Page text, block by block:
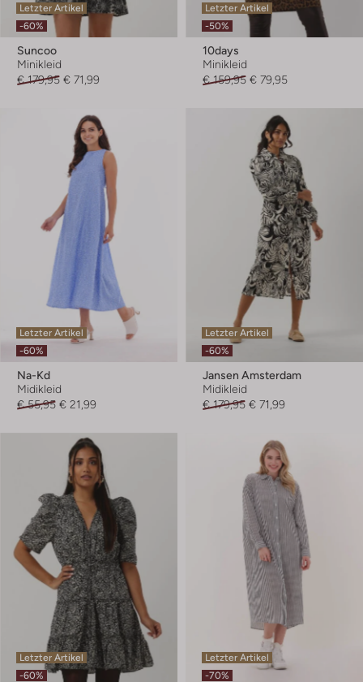
Letzter Artikel
-60%
Suncoo
Minikleid
€ 179,95 € 71,99
Letzter Artikel
-50%
10days
Minikleid
€ 159,95 € 79,95
Letzter Artikel
-60%
Na-Kd
Midikleid
€ 55,95 € 21,99
Letzter Artikel
-60%
Jansen Amsterdam
Midikleid
€ 179,95 € 71,99
Letzter Artikel
-60%
Letzter Artikel
-70%